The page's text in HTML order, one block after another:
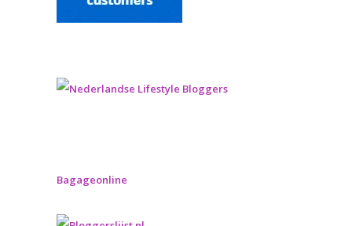
Bagageonline